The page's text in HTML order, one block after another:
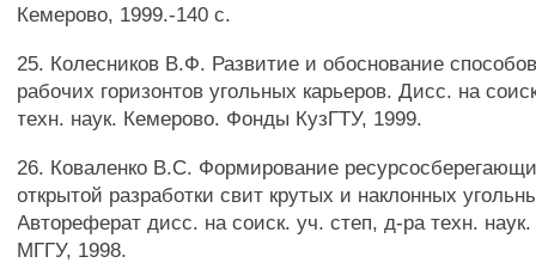
Кемерово, 1999.-140 с.
25. Колесников В.Ф. Развитие и обоснование
рабочих горизонтов угольных карьеров. Дисс. на
техн. наук. Кемерово. Фонды КузГТУ, 1999.
26. Коваленко B.C. Формирование
открытой разработки свит крутых и наклонных
Автореферат дисс. на соиск. уч. степ, д-ра техн.
МГГУ, 1998.